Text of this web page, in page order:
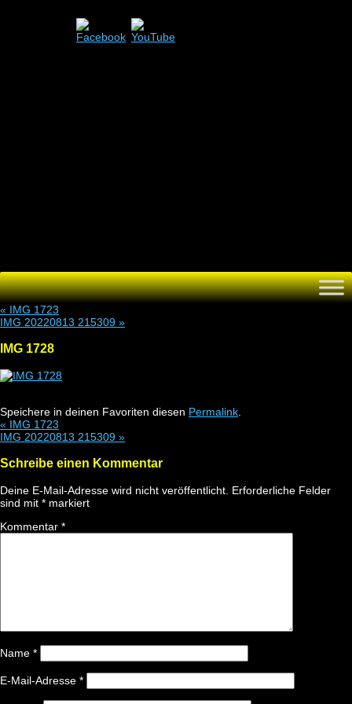
Zum
Inhalt
springen
« IMG 1723
IMG 20220813 215309 »
IMG 1728
Speichere in deinen Favoriten diesen Permalink
« IMG 1723
IMG 20220813 215309 »
Schreibe einen Kommentar
Deine E-Mail-Adresse wird nicht veröffentlicht. Erforderliche Felder
sind mit * markiert
Kommentar *
Name *
E-Mail-Adresse *